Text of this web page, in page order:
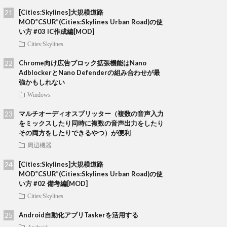
[Cities:Skylines]大規模道路
MOD”CSUR”(Cities:Skylines Urban Road)の使
い方 #03 IC作成編[MOD]
Cities:Skylines
Chrome向け広告ブロック拡張機能はNano
AdblockerとNano Defenderの組み合わせが最
強かもしれない
Windows
マルチオーディオスプリッター（複数の音声入力
をミックスしたり同時に複数の音声出力をしたり
その両方をしたりできるやつ）が便利
周辺機器
[Cities:Skylines]大規模道路
MOD”CSUR”(Cities:Skylines Urban Road)の使
い方 #02 備考編[MOD]
Cities:Skylines
Android自動化アプリTaskerを活用する